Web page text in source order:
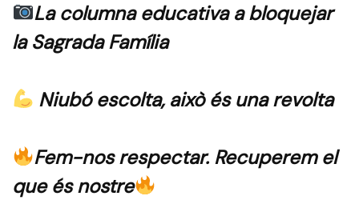
La columna educativa a bloquejar
la Sagrada Família
Niubó escolta, això és una revolta
Fem-nos respectar. Recuperem el
que és nostre